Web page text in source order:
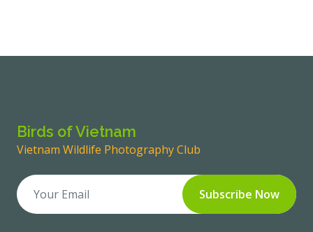
Birds of Vietnam
Vietnam Wildlife Photography Club
Subscribe Now